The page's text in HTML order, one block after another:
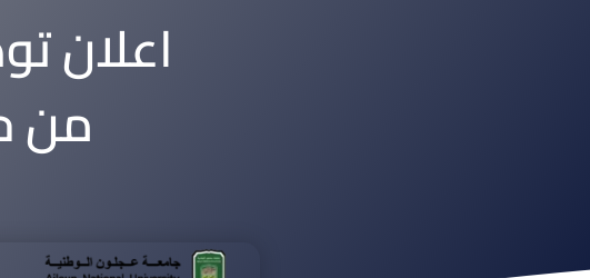
اعلان
من